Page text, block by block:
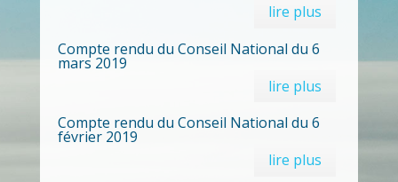
lire plus
Compte rendu du Conseil National du 6
mars 2019
lire plus
Compte rendu du Conseil National du 6
février 2019
lire plus